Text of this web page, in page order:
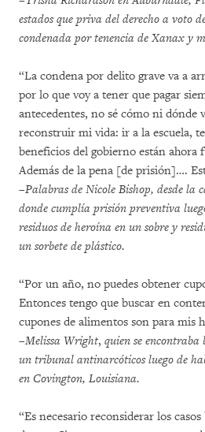
estados que priva del derecho a voto
condenada por tenencia de Xanax y
“La condena por delito grave va a
por lo que voy a tener que pagar
antecedentes, no sé cómo ni dónde
reconstruir mi vida: ir a la escuela,
beneficios del gobierno están ahora
Además de la pena [de prisión]….
–Palabras de Nicole Bishop, desde la
donde cumplía prisión preventiva
residuos de heroína en un sobre y
un sorbete de plástico.
“Por un año, no puedes obtener
Entonces tengo que buscar en
cupones de alimentos son para mis
–Melissa Wright, quien se
un tribunal antinarcóticos luego de
en Covington, Louisiana.
“Es necesario reconsiderar los